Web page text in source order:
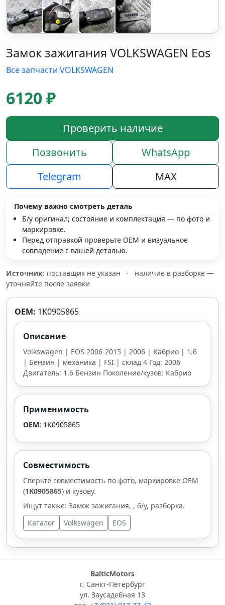
Замок зажигания VOLKSWAGEN Eos
Все запчасти VOLKSWAGEN
6120 ₽
Проверить наличие
Позвонить
WhatsApp
Telegram
MAX
Почему важно смотреть деталь
Б/у оригинал; состояние и комплектация — по фото и
маркировке.
Перед отправкой проверьте OEM и визуальное
совпадение с вашей деталью.
Источник: поставщик не указан ·
наличие в разборке —
уточняйте после заявки
OEM: 1K0905865
Описание
Volkswagen | EOS 2006-2015 | 2006 | Кабрио | 1.6
| Бензин | механика | FSI | склад 4 Год: 2006
Двигатель: 1.6 Бензин Поколение/кузов: Кабрио
Применимость
OEM: 1K0905865
Совместимость
Сверьте совместимость по фото, маркировке OEM
(1K0905865) и кузову.
Ищут также: Замок зажигания, , б/у, разборка.
Каталог
Volkswagen EOS
BalticMotors
г. Санкт-Петербург
ул. Заусадебная 13